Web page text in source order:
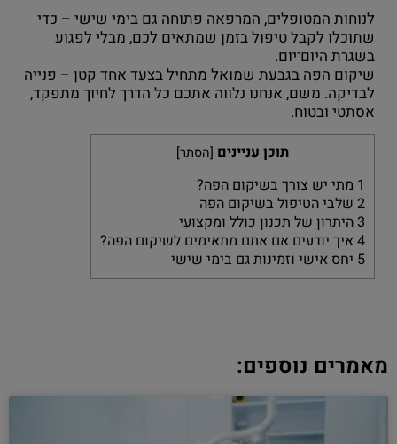
לנוחות המטופלים, המרפאה פתוחה גם בימי שישי – כדי
שתוכלו לקבל טיפול בזמן שמתאים לכם, מבלי לפגוע
בשגרת היום־יום.
שיקום הפה בגבעת שמואל מתחיל בצעד אחד קטן – פנייה
לבדיקה. משם, אנחנו נלווה אתכם כל הדרך לחיוך מתפקד,
אסתטי ובטוח.
תוכן עניינים [הסתר]
1 מתי יש צורך בשיקום הפה?
2 שלבי הטיפול בשיקום הפה
3היתרון של תכנון כולל ומקצועי
4איך יודעים אם אתם מתאימים לשיקום הפה?
5 יחס אישי וזמינות גם בימי שישי
מאמרים נוספים: